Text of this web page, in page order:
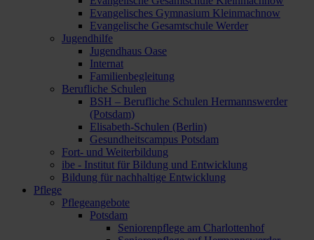
Evangelisches Gymnasium Kleinmachnow
Evangelische Gesamtschule Werder
Jugendhilfe
Jugendhaus Oase
Internat
Familienbegleitung
Berufliche Schulen
BSH – Berufliche Schulen Hermannswerder
(Potsdam)
Elisabeth-Schulen (Berlin)
Gesundheitscampus Potsdam
Fort- und Weiterbildung
ibe - Institut für Bildung und Entwicklung
Bildung für nachhaltige Entwicklung
Pflege
Pflegeangebote
Potsdam
Seniorenpflege am Charlottenhof